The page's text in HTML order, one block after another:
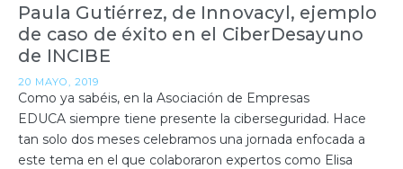
Paula Gutiérrez, de Innovacyl, ejemplo
de caso de éxito en el CiberDesayuno
de INCIBE
20 MAYO, 2019
Como ya sabéis, en la Asociación de Empresas
EDUCA siempre tiene presente la ciberseguridad. Hace
tan solo dos meses celebramos una jornada enfocada a
este tema en el que colaboraron expertos como Elisa